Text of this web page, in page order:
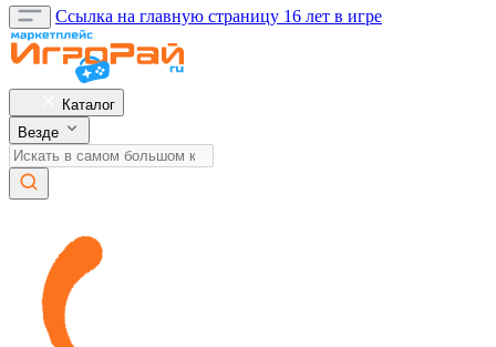
Ссылка на главную страницу 16 лет в игре
Каталог
Везде